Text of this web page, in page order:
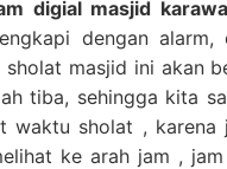
digial masjid
dengan alarm,
masjid ini akan
tiba, sehingga kita
waktu sholat ,
ke arah jam ,